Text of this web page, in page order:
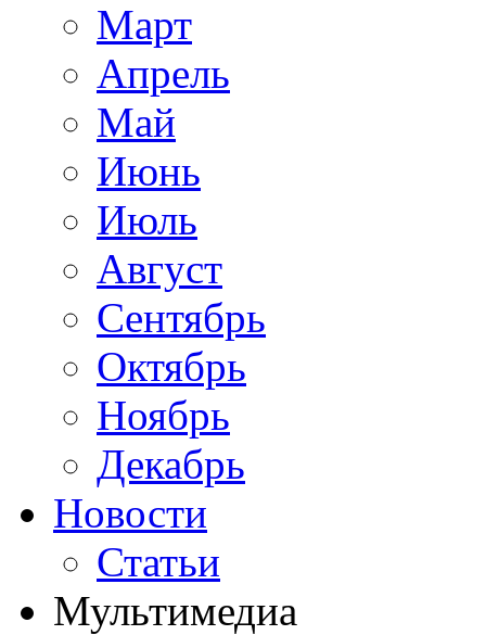
Март
Апрель
Май
Июнь
Июль
Август
Сентябрь
Октябрь
Ноябрь
Декабрь
Новости
Статьи
Мультимедиа